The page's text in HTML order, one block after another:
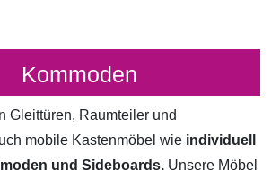
Kommoden
Gleittüren, Raumteiler und
mobile Kastenmöbel wie individuell
und Sideboards. Unsere Möbel